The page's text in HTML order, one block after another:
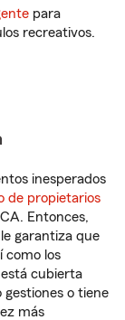
para
recreativos.
inesperados
de propietarios
Entonces,
garantiza que
como los
está cubierta
gestiones o tiene
más